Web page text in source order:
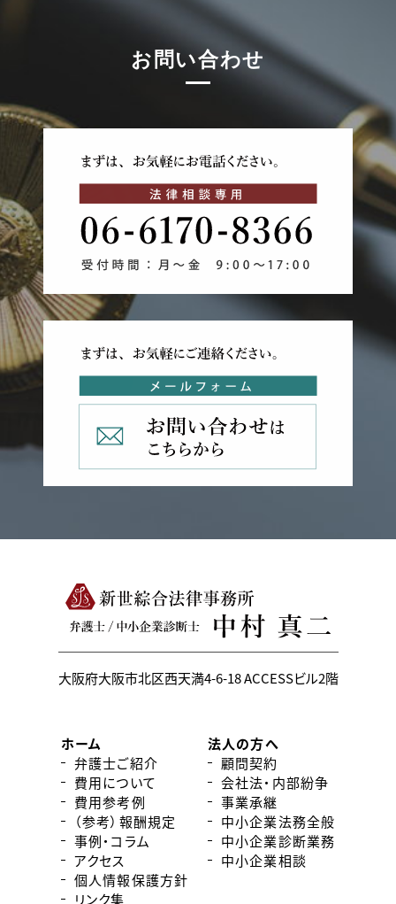
お問い合わせ
大阪府大阪市北区西天満4-6-18ACCESSビル2階
ホーム
弁護士ご紹介
費用について
費用参考例
（参考）報酬規定
事例・コラム
アクセス
個人情報保護方針
リンク集
法人の方へ
顧問契約
会社法・内部紛争
事業承継
中小企業法務全般
中小企業診断業務
中小企業相談